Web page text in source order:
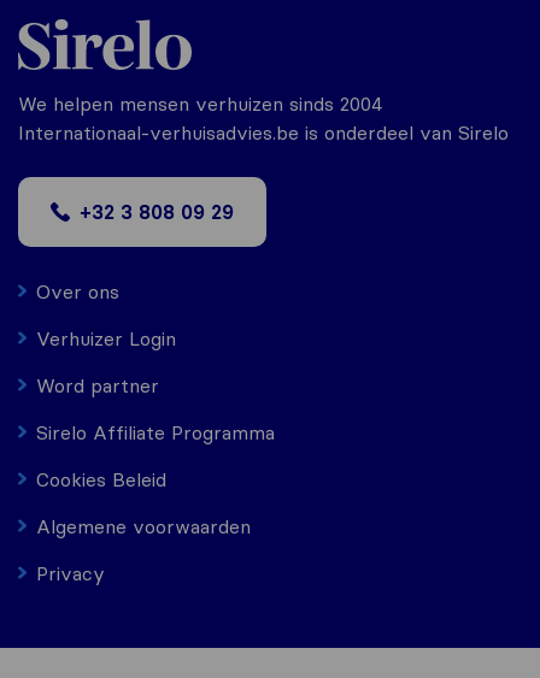
We helpen mensen verhuizen sinds 2004
Internationaal-verhuisadvies.be is onderdeel van Sirelo
+32 3 808 09 29
Over ons
Verhuizer Login
Word partner
Sirelo Affiliate Programma
Cookies Beleid
Algemene voorwaarden
Privacy